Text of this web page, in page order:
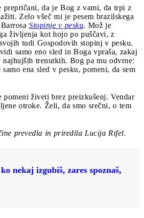
prepričani, da je Bog z vami, da trpi z
Zelo všeč mi je pesem brazilskega
Stopinje v pesku. Mož je
življenja kot hojo po puščavi, z
tudi Gospodovih stopinj v pesku.
samo eno sled in Boga vpraša, zakaj
najhujših trenutkih. Bog pa mu odvrne:
ena sled v pesku, pomeni, da sem
živeti brez preizkušenj. Vendar
otroke. Želi, da smo srečni, o tem
prevedla in priredila Lucija Rifel.
nekaj izgubiš, zares spoznaš,